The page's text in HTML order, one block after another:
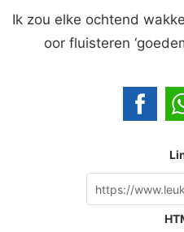
Ik zou elke ochtend
oor fluisteren